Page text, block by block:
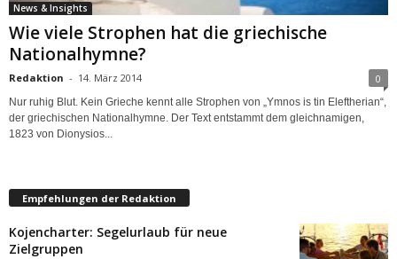
News & Insights
Wie viele Strophen hat die griechische
Nationalhymne?
Redaktion - 14. März 2014 0
Nur ruhig Blut. Kein Grieche kennt alle Strophen von „Ymnos is tin Eleftherian“,
der griechischen Nationalhymne. Der Text entstammt dem gleichnamigen,
1823 von Dionysios...
Empfehlungen der Redaktion
Kojencharter: Segelurlaub für neue
Zielgruppen